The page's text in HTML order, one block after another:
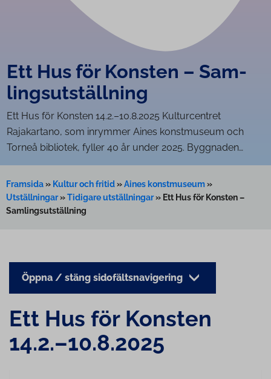
Ett Hus för Konsten – Sam­
lings­ut­ställ­ning
Ett Hus för Konsten 14.2.–10.8.2025 Kulturcentret
Rajakartano, som inrymmer Aines konstmuseum och
Torneå bibliotek, fyller 40 år under 2025. Byggnaden…
Framsida» Kultur och fritid»Aines konstmuseum»
Utställningar»Tidigare utställningar» Ett Hus för Konsten –
Sam­lings­ut­ställ­ning
Öppna / stäng sidofältsnavigering
Ett Hus för Konsten
14.2.–10.8.2025